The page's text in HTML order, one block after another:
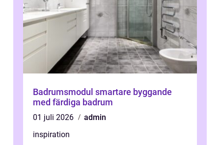
Badrumsmodul smartare byggande
med färdiga badrum
01 juli 2026
admin
inspiration